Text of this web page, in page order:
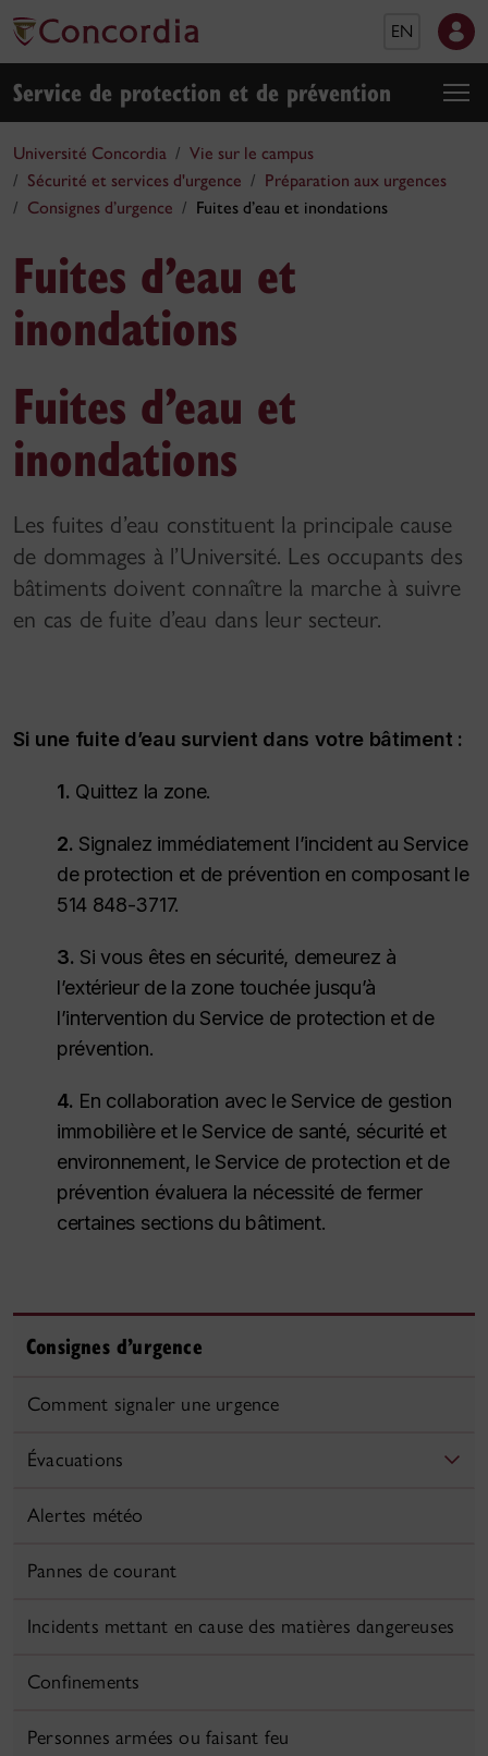
EN
Service de protection et de prévention
Université Concordia
Vie sur le campus
Sécurité et services d'urgence
Préparation aux urgences
Consignes d’urgence
Fuites d’eau et inondations
Fuites d’eau et
inondations
Fuites d’eau et
inondations
Les fuites d’eau constituent la principale cause
de dommages à l’Université. Les occupants des
bâtiments doivent connaître la marche à suivre
en cas de fuite d’eau dans leur secteur.
Si une fuite d’eau survient dans votre bâtiment :
1. Quittez la zone.
2. Signalez immédiatement l’incident au Service
de protection et de prévention en composant le
514 848-3717.
3. Si vous êtes en sécurité, demeurez à
l’extérieur de la zone touchée jusqu’à
l’intervention du Service de protection et de
prévention.
4. En collaboration avec le Service de gestion
immobilière et le Service de santé, sécurité et
environnement, le Service de protection et de
prévention évaluera la nécessité de fermer
certaines sections du bâtiment.
Consignes d’urgence
Comment signaler une urgence
Évacuations
Alertes météo
Pannes de courant
Incidents mettant en cause des matières dangereuses
Confinements
Personnes armées ou faisant feu